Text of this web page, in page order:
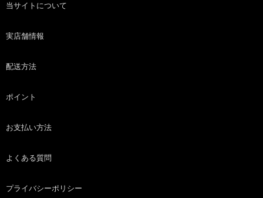
当サイトについて
実店舗情報
配送方法
ポイント
お支払い方法
よくある質問
プライバシーポリシー